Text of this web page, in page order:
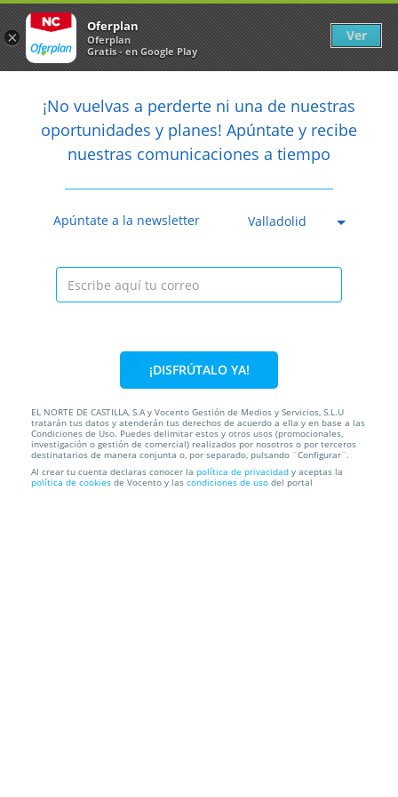

Caducada
Anterior
34% 19,75€ 12,95€
"Un paseo por Disney" ¡Para toda la familia!
Sala Borja C/ Ruiz Hernández, 10, 47002. Valladolid.
arrow_back Newsletter
¡No vuelvas a perderte ni una de nuestras
oportunidades y planes! Apúntate y recibe
nuestras comunicaciones a tiempo
Apúntate a la newsletter Valladolid
¡DISFRÚTALO YA!
EL NORTE DE CASTILLA, S.A y Vocento Gestión de Medios y Servicios, S.L.U
tratarán tus datos y atenderán tus derechos de acuerdo a ella y en base a las
Condiciones de Uso. Puedes delimitar estos y otros usos (promocionales,
investigación o gestión de comercial) realizados por nosotros o por terceros
destinatarios de manera conjunta o, por separado, pulsando ¨Configurar¨.
Al crear tu cuenta declaras conocer la política de privacidad y aceptas la
política de cookies de Vocento y las condiciones de uso del portal
×
Oferplan
Oferplan
Gratis - en Google Play
Ver